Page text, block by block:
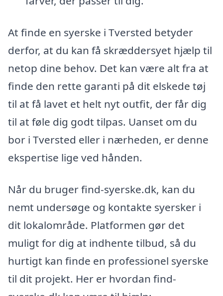
At finde en syerske i Tversted betyder
derfor, at du kan få skræddersyet hjælp til
netop dine behov. Det kan være alt fra at
finde den rette garanti på dit elskede tøj
til at få lavet et helt nyt outfit, der får dig
til at føle dig godt tilpas. Uanset om du
bor i Tversted eller i nærheden, er denne
ekspertise lige ved hånden.
Når du bruger find-syerske.dk, kan du
nemt undersøge og kontakte syersker i
dit lokalområde. Platformen gør det
muligt for dig at indhente tilbud, så du
hurtigt kan finde en professionel syerske
til dit projekt. Her er hvordan find-